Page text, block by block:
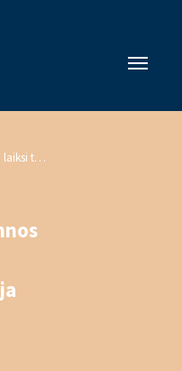
Hallituksen esitysluonnos eduskunnalle laiksi terveydensuojelulain ja elintarvikelain muuttamisesta